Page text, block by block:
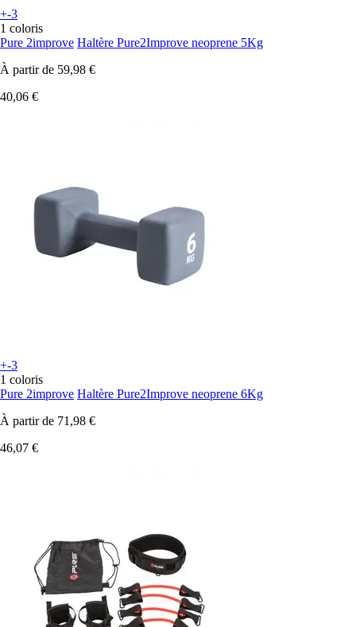
+-3
1 coloris
Pure 2improve Haltère Pure2Improve neoprene 5Kg
À partir de 59,98 €
40,06 €
+-3
1 coloris
Pure 2improve Haltère Pure2Improve neoprene 6Kg
À partir de 71,98 €
46,07 €